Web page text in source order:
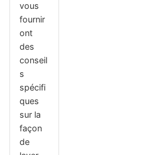
vous
fournir
ont
des
conseil
s
spécifi
ques
sur la
façon
de